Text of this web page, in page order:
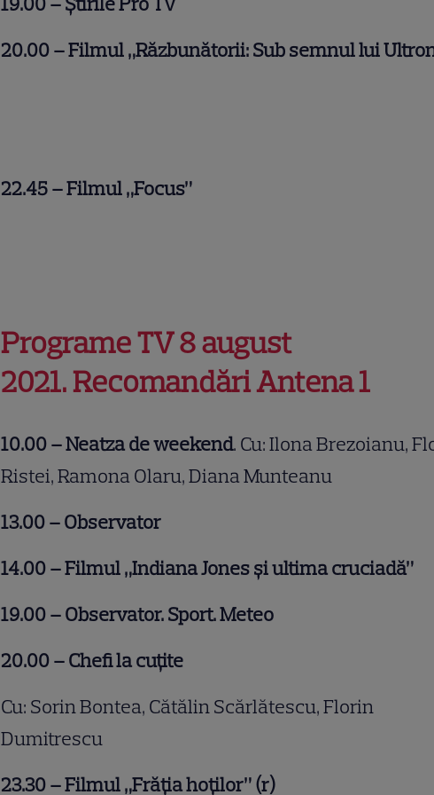
20.00 – Filmul „Răzbunătorii: Sub semnul lui
22.45 – Filmul „Focus”
Programe TV 8 august
2021.Recomandări Antena 1
10.00 – Neatza de weekend. Cu: Ilona Brezoianu,
Ristei, Ramona Olaru, Diana Munteanu
13.00 – Observator
14.00 – Filmul „Indiana Jones și ultima cruciadă”
19.00 – Observator. Sport. Meteo
20.00– Chefi la cuțite
Cu: Sorin Bontea, Cătălin Scărlătescu, Florin
Dumitrescu
23.30–Filmul „Frăția hoților” (r)